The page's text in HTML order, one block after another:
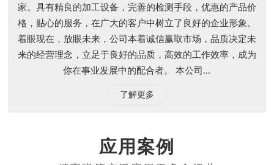
家。具有精良的加工设备，完善的检测手段，优惠的产品价
格，贴心的服务，在广大的客户中树立了良好的企业形象。
着眼现在，放眼未来，公司本着诚信赢取市场，品质决定未
来的经营理念，立足于良好的品质，高效的工作效率，成为
你在事业发展中的配合者。 本公司...
了解更多
应用案例